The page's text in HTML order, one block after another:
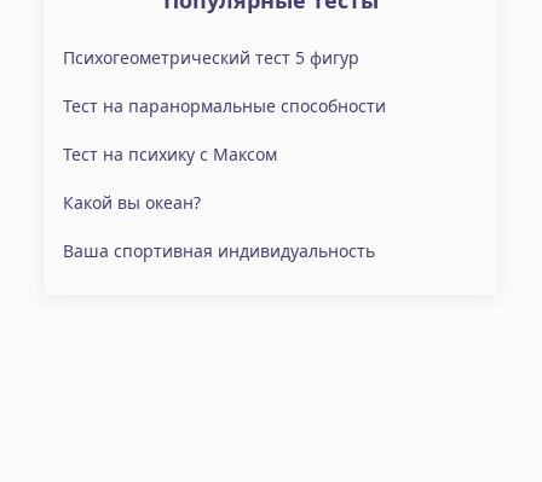
Психогеометрический тест 5 фигур
Тест на паранормальные способности
Тест на психику с Максом
Какой вы океан?
Ваша спортивная индивидуальность